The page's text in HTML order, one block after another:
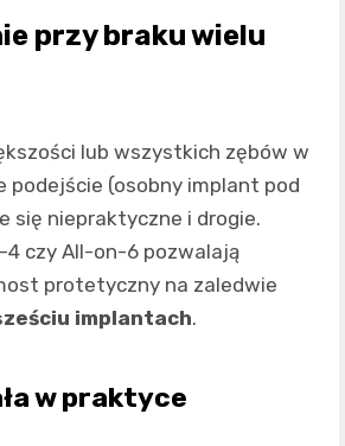
przy braku wielu
lub wszystkich zębów w
podejście (osobny implant pod
się niepraktyczne i drogie.
czy All-on-6 pozwalają
protetyczny na zaledwie
implantach.
w praktyce